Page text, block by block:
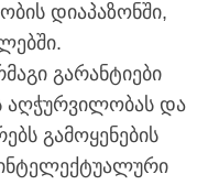
დიაპაზონში,
გარანტიები
აღჭურვილობას და
გამოყენების